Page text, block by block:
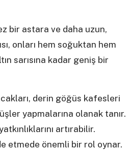
bir astara ve daha uzun,
onları hem soğuktan hem
sarısına kadar geniş bir
derin göğüs kafesleri
yapmalarına olanak tanır.
artırabilir.
etmede önemli bir rol oynar.